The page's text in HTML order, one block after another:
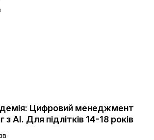
Цифровий менеджмент
з AI. Для підлітків 14-18 років